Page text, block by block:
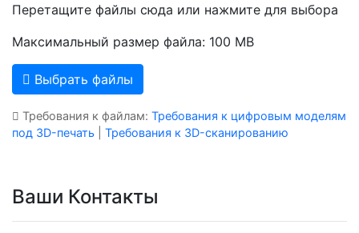
Перетащите файлы сюда или нажмите для выбора
Максимальный размер файла: 100 MB
Выбрать файлы
Требования к файлам: Требования к цифровым моделям
под 3D-печать
Требования к 3D-сканированию
Ваши Контакты